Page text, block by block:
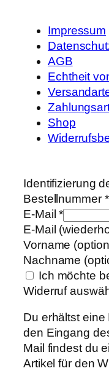
Impressum
AGB
Echtheit
Shop
Identifizierung
Bestellnummer *
E-Mail*
E-Mail
Vorname
Nachname
Ich möchte
Widerruf
Du erhältst
den Eingang
Mail findest du
Artikel für den